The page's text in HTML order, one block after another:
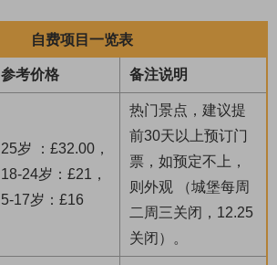
自费项目一览表
参考价格 备注说明
25岁 ：£32.00，
18-24岁：£21，
5-17岁：£16
热门景点，建议提
前30天以上预订门
票，如预定不上，
则外观 （城堡每周
二周三关闭，12.25
关闭）。